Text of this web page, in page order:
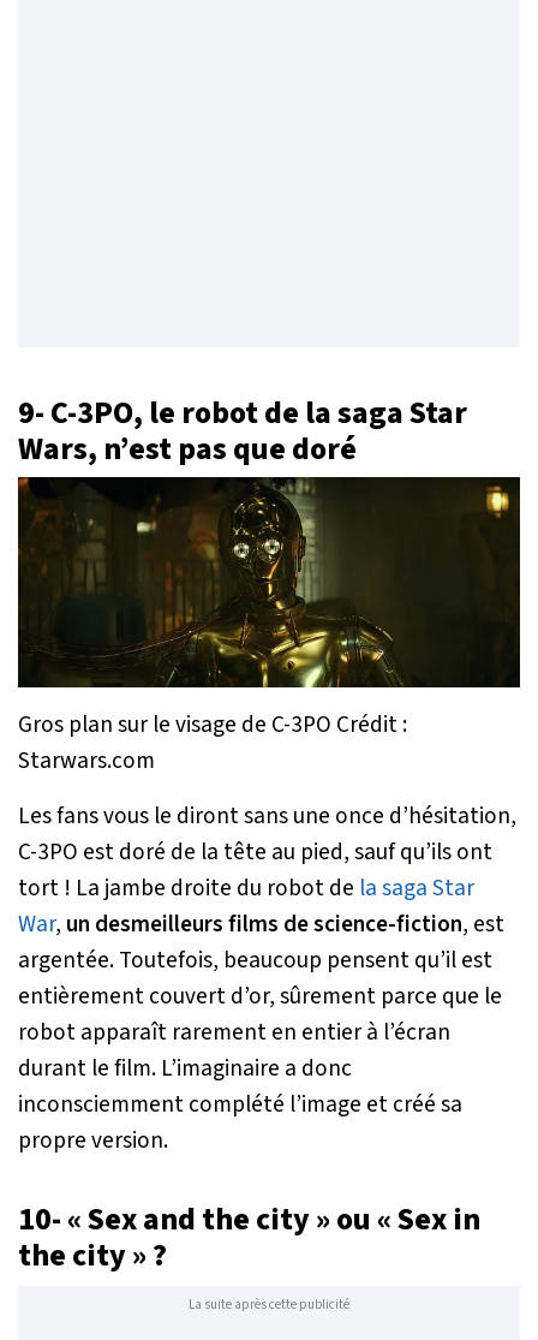
9- C-3PO, le robot de la saga Star
Wars, n’est pas que doré
Gros plan sur le visage de C-3PO Crédit :
Starwars.com
Les fans vous le diront sans une once d’hésitation,
C-3PO est doré de la tête au pied, sauf qu’ils ont
tort ! La jambe droite du robot de la saga Star
War, un desmeilleurs films de science-fiction, est
argentée. Toutefois, beaucoup pensent qu’il est
entièrement couvert d’or, sûrement parce que le
robot apparaît rarement en entier à l’écran
durant le film. L’imaginaire a donc
inconsciemment complété l’image et créé sa
propre version.
10- « Sex and the city » ou « Sex in
the city » ?
La suite après cette publicité